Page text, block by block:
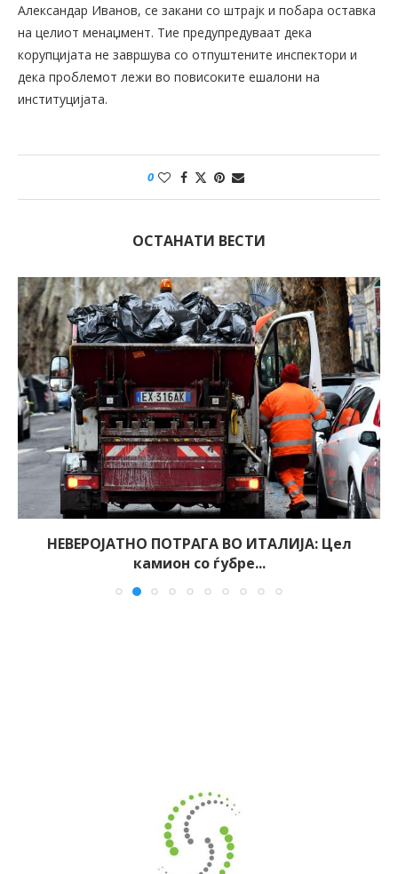
Александар Иванов, се закани со штрајк и побара оставка
на целиот менаџмент. Тие предупредуваат дека
корупцијата не завршува со отпуштените инспектори и
дека проблемот лежи во повисоките ешалони на
институцијата.
0
ОСТАНАТИ ВЕСТИ
НЕВЕРОЈАТНО ПОТРАГА ВО ИТАЛИЈА: Цел
камион со ѓубре...